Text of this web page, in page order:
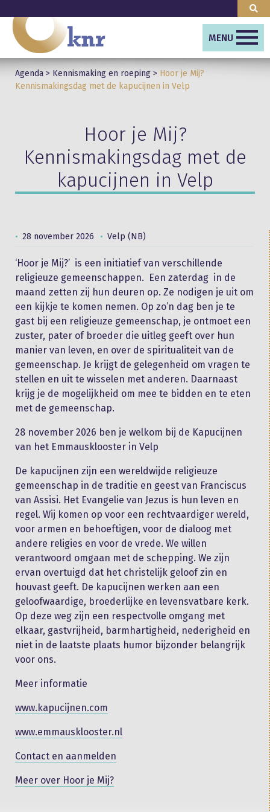
MENU
Agenda > Kennismaking en roeping > Hoor je Mij?
Kennismakingsdag met de kapucijnen in Velp
Hoor je Mij?
Kennismakingsdag met de
kapucijnen in Velp
28 november 2026 Velp (NB)
‘Hoor je Mij?’ is een initiatief van verschillende
religieuze gemeenschappen. Een zaterdag in de
maand zetten zij hun deuren op. Ze nodigen je uit om
een kijkje te komen nemen. Op zo’n dag ben je te
gast bij een religieuze gemeenschap, je ontmoet een
zuster, pater of broeder die uitleg geeft over hun
manier van leven, en over de spiritualiteit van de
gemeenschap. Je krijgt de gelegenheid om vragen te
stellen en uit te wisselen met anderen. Daarnaast
krijg je de mogelijkheid om mee te bidden en te eten
met de gemeenschap.
28 november 2026 ben je welkom bij de Kapucijnen
van het Emmausklooster in Velp
De kapucijnen zijn een wereldwijde religieuze
gemeenschap in de traditie en geest van Franciscus
van Assisi. Het Evangelie van Jezus is hun leven en
regel. Wij komen op voor een rechtvaardiger wereld,
voor armen en behoeftigen, voor de dialoog met
andere religies en voor de vrede. We willen
verantwoord omgaan met de schepping. We zijn
ervan overtuigd dat het christelijk geloof zin en
houvast geeft. De kapucijnen werken aan een
geloofwaardige, broederlijke en levensvatbare kerk.
Op deze weg zijn een respectvolle omgang met
elkaar, gastvrijheid, barmhartigheid, nederigheid en
niet in de laatste plaats humor bijzonder belangrijk
voor ons.
Meer informatie
www.kapucijnen.com
www.emmausklooster.nl
Contact en aanmelden
Meer over Hoor je Mij?